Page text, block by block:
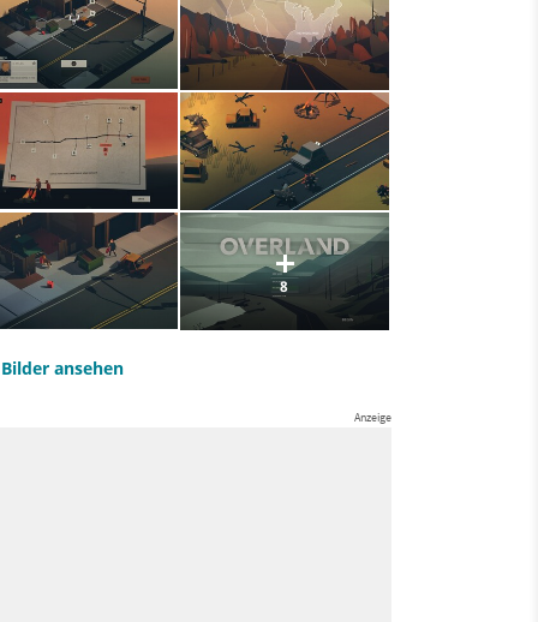
8
ansehen